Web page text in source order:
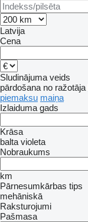
Latvija
Cena
Sludinājuma veids
pārdošana no ražotāja
piemaksu maiņa
Izlaiduma gads
Krāsa
balta violeta
Nobraukums
km
Pārnesumkārbas tips
mehāniskā
Raksturojumi
Pašmasa